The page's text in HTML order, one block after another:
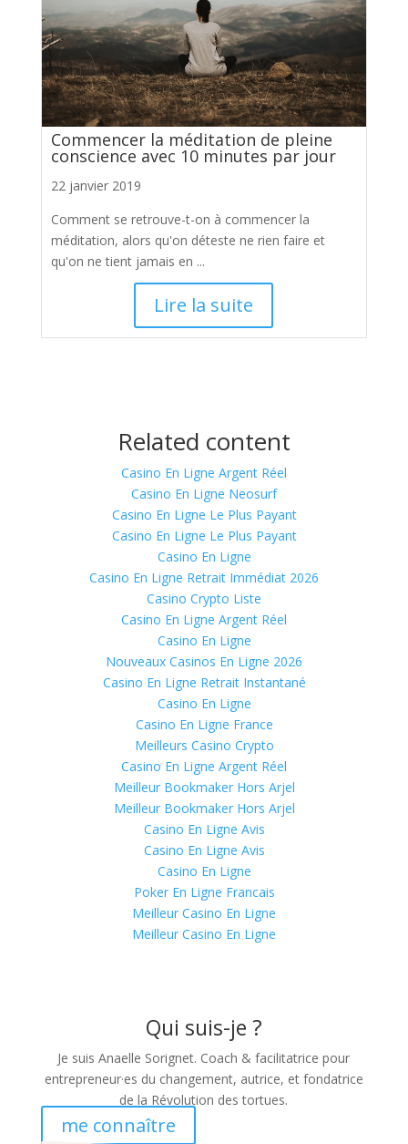
Commencer la méditation de pleine
conscience avec 10 minutes par jour
22 janvier 2019
Comment se retrouve-t-on à commencer la
méditation, alors qu'on déteste ne rien faire et
qu'on ne tient jamais en ...
Lire la suite
Related content
Casino En Ligne Argent Réel
Casino En Ligne Neosurf
Casino En Ligne Le Plus Payant
Casino En Ligne Le Plus Payant
Casino En Ligne
Casino En Ligne Retrait Immédiat 2026
Casino Crypto Liste
Casino En Ligne Argent Réel
Casino En Ligne
Nouveaux Casinos En Ligne 2026
Casino En Ligne Retrait Instantané
Casino En Ligne
Casino En Ligne France
Meilleurs Casino Crypto
Casino En Ligne Argent Réel
Meilleur Bookmaker Hors Arjel
Meilleur Bookmaker Hors Arjel
Casino En Ligne Avis
Casino En Ligne Avis
Casino En Ligne
Poker En Ligne Francais
Meilleur Casino En Ligne
Meilleur Casino En Ligne
Qui suis-je ?
Je suis Anaelle Sorignet. Coach & facilitatrice pour
entrepreneur·es du changement, autrice, et fondatrice
de la Révolution des tortues.
me connaître